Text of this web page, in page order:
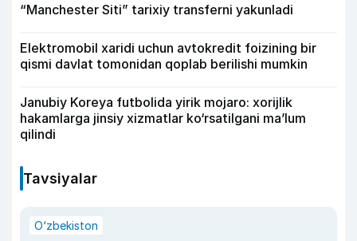
“Manchester Siti” tarixiy transferni yakunladi
Elektromobil xaridi uchun avtokredit foizining bir
qismi davlat tomonidan qoplab berilishi mumkin
Janubiy Koreya futbolida yirik mojaro: xorijlik
hakamlarga jinsiy xizmatlar ko‘rsatilgani ma’lum
qilindi
Tavsiyalar
O‘zbekiston